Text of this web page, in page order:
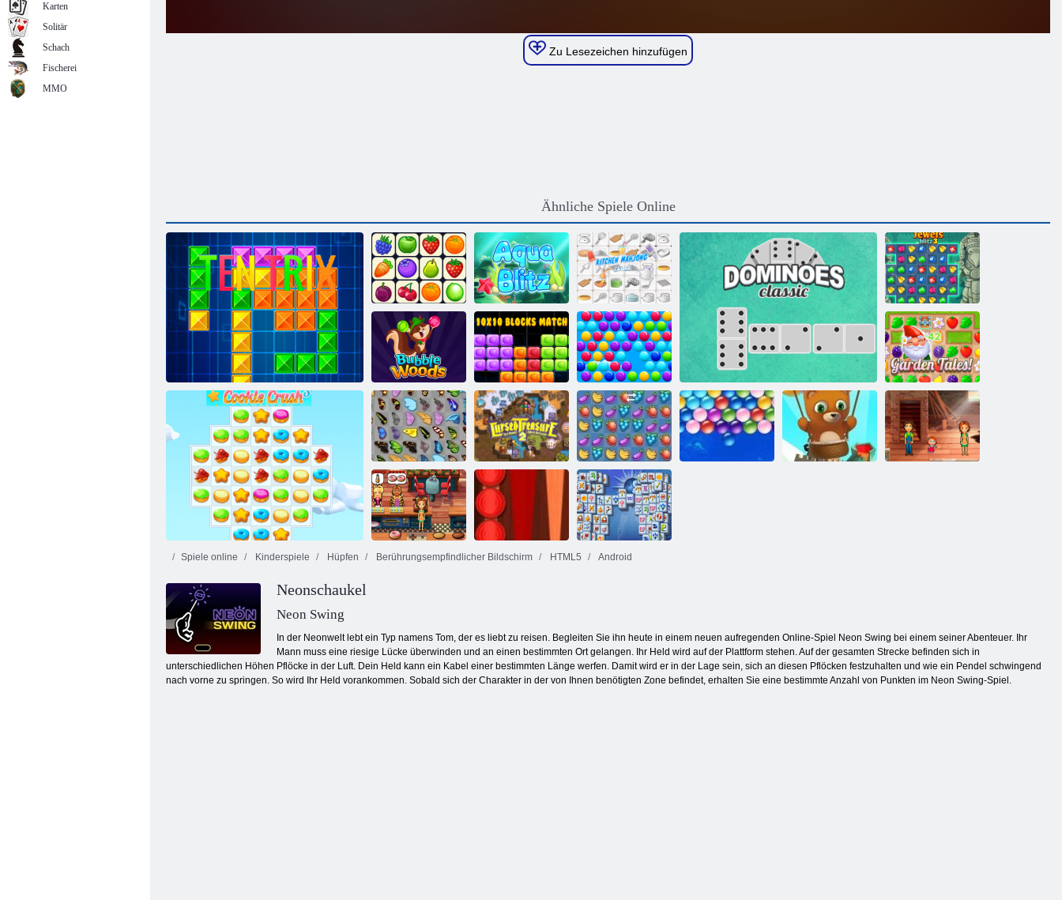
Zu Lesezeichen hinzufügen
Ähnliche Spiele Online
Ten Trix
Onet Connect Aqua Blitz Küche Mahjong Juwelen Blitz 3
Bubble Woods
10 mal 10
Blocks Match
Cookie Crush 3
Smarty Blasen Gartengeschichten
Schmetterlings
Kyodai
Verfluchter
Fruita Crush
Spiele online Kinderspiele Hüpfen Berührungsempfindlicher Bildschirm HTML5 Android
Neonschaukel
Neon Swing
In der Neonwelt lebt ein Typ namens Tom, der es liebt zu reisen. Begleiten Sie ihn heute in einem neuen aufregenden Online-Spiel Neon Swing bei einem seiner Abenteuer. Ihr
Mann muss eine riesige Lücke überwinden und an einen bestimmten Ort gelangen. Ihr Held wird auf der Plattform stehen. Auf der gesamten Strecke befinden sich in
unterschiedlichen Höhen Pflöcke in der Luft. Dein Held kann ein Kabel einer bestimmten Länge werfen. Damit wird er in der Lage sein, sich an diesen Pflöcken festzuhalten und wie ein Pendel schwingend
nach vorne zu springen. So wird Ihr Held vorankommen. Sobald sich der Charakter in der von Ihnen benötigten Zone befindet, erhalten Sie eine bestimmte Anzahl von Punkten im Neon Swing-Spiel.
Karten
Solitär
Schach
Fischerei
MMO